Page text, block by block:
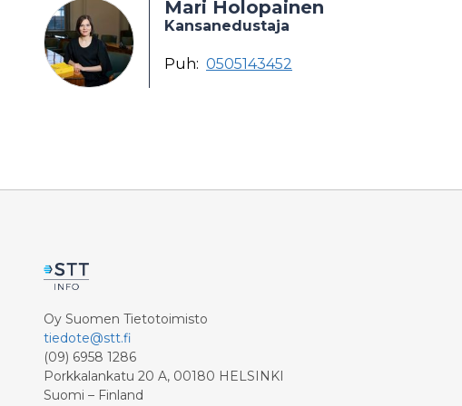
Mari Holopainen
Kansanedustaja
Puh: 0505143452
Oy Suomen Tietotoimisto
tiedote@stt.fi
(09) 6958 1286
Porkkalankatu 20 A, 00180 HELSINKI
Suomi – Finland